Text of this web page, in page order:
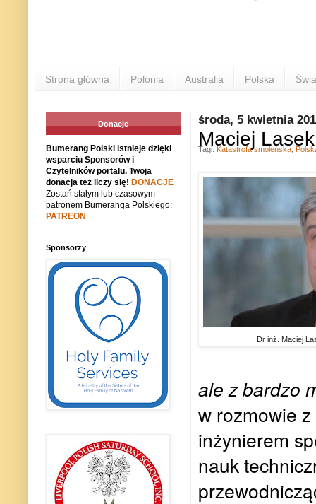
Strona główna Polonia Australia Polska
środa, 5 kwietnia
Maciej
Dr inż. Maciej
ale z bardzo
w rozmowie
inżynierem
nauk
Tagi: Katastrofa smoleńska
Donacje
Bumerang Polski istnieje dzięki
wsparciu Sponsorów i
Czytelników portalu. Twoja
donacja też liczy się! DONACJE
Zostań stałym lub czasowym
patronem Bumeranga Polskiego:
PATREON
Sponsorzy